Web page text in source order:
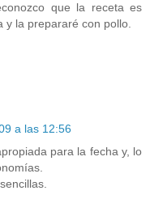
que la receta es
y la prepararé con pollo.
a las 12:56
para la fecha y, lo